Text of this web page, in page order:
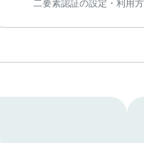
二要素認証の設定・利用